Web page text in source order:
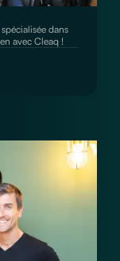
dans
avec Cleaq !